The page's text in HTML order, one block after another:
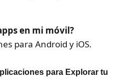
en mi móvil?
para Android y iOS.
para Explorar tu